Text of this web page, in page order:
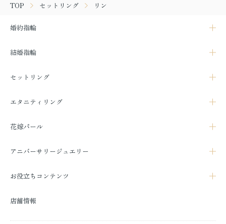
TOP セットリング リン
婚約指輪
結婚指輪
セットリング
エタニティリング
花嫁パール
アニバーサリージュエリー
お役立ちコンテンツ
店舗情報